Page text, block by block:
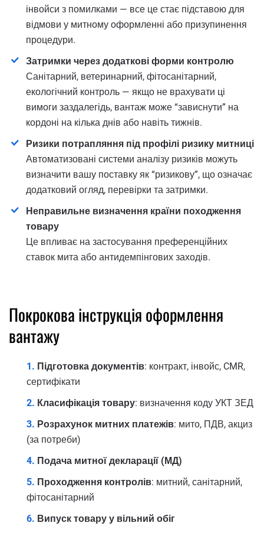
інвойси з помилками — все це стає підставою для
відмови у митному оформленні або призупинення
процедури.
Затримки через додаткові форми контролю
Санітарний, ветеринарний, фітосанітарний,
екологічний контроль — якщо не врахувати ці
вимоги заздалегідь, вантаж може “зависнути” на
кордоні на кілька днів або навіть тижнів.
Ризики потрапляння під профілі ризику митниці
Автоматизовані системи аналізу ризиків можуть
визначити вашу поставку як “ризикову”, що означає
додатковий огляд, перевірки та затримки.
Неправильне визначення країни походження
товару
Це впливає на застосування преференційних
ставок мита або антидемпінгових заходів.
Покрокова інструкція оформлення
вантажу
Підготовка документів: контракт, інвойс, CMR,
сертифікати
Класифікація товару: визначення коду УКТ ЗЕД
Розрахунок митних платежів: мито, ПДВ, акциз
(за потреби)
Подача митної декларації (МД)
Проходження контролів: митний, санітарний,
фітосанітарний
Випуск товару у вільний обіг